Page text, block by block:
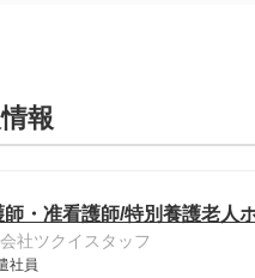
報
師・准看護師/特別養護老人
社ツクイスタッフ
社員